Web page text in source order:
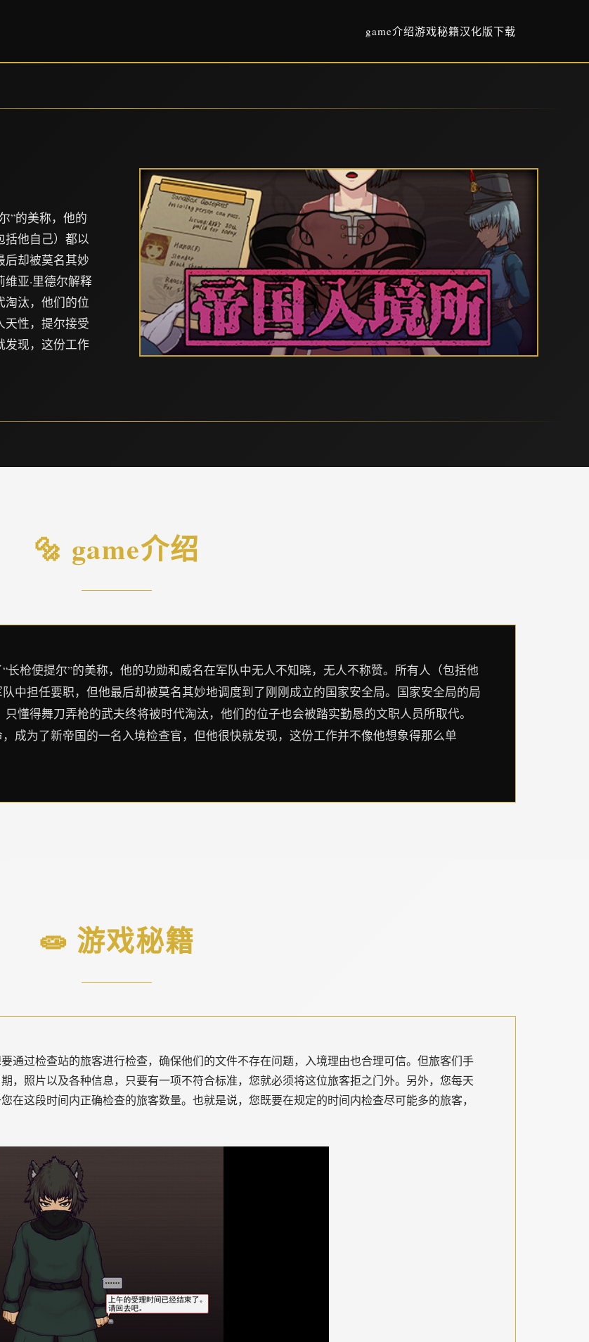
game介绍游戏秘籍汉化版下载
”的美称，他的
括他自己）都以
后却被莫名其妙
亚·里德尔解释
淘汰，他们的位
天性，提尔接受
发现，这份工作
🔩 game介绍
枪使提尔”的美称，他的功勋和威名在军队中无人不知晓，无人不称赞。所有人（包括他
中担任要职，但他最后却被莫名其妙地调度到了刚刚成立的国家安全局。国家安全局的局
懂得舞刀弄枪的武夫终将被时代淘汰，他们的位子也会被踏实勤恳的文职人员所取代。
成为了新帝国的一名入境检查官，但他很快就发现，这份工作并不像他想象得那么单
🧫 游戏秘籍
通过检查站的旅客进行检查，确保他们的文件不存在问题，入境理由也合理可信。但旅客们手
，照片以及各种信息，只要有一项不符合标准，您就必须将这位旅客拒之门外。另外，您每天
在这段时间内正确检查的旅客数量。也就是说，您既要在规定的时间内检查尽可能多的旅客，